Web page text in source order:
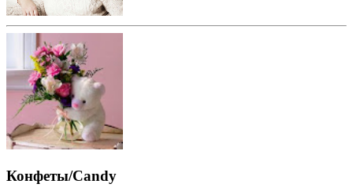
Конфеты/Candy